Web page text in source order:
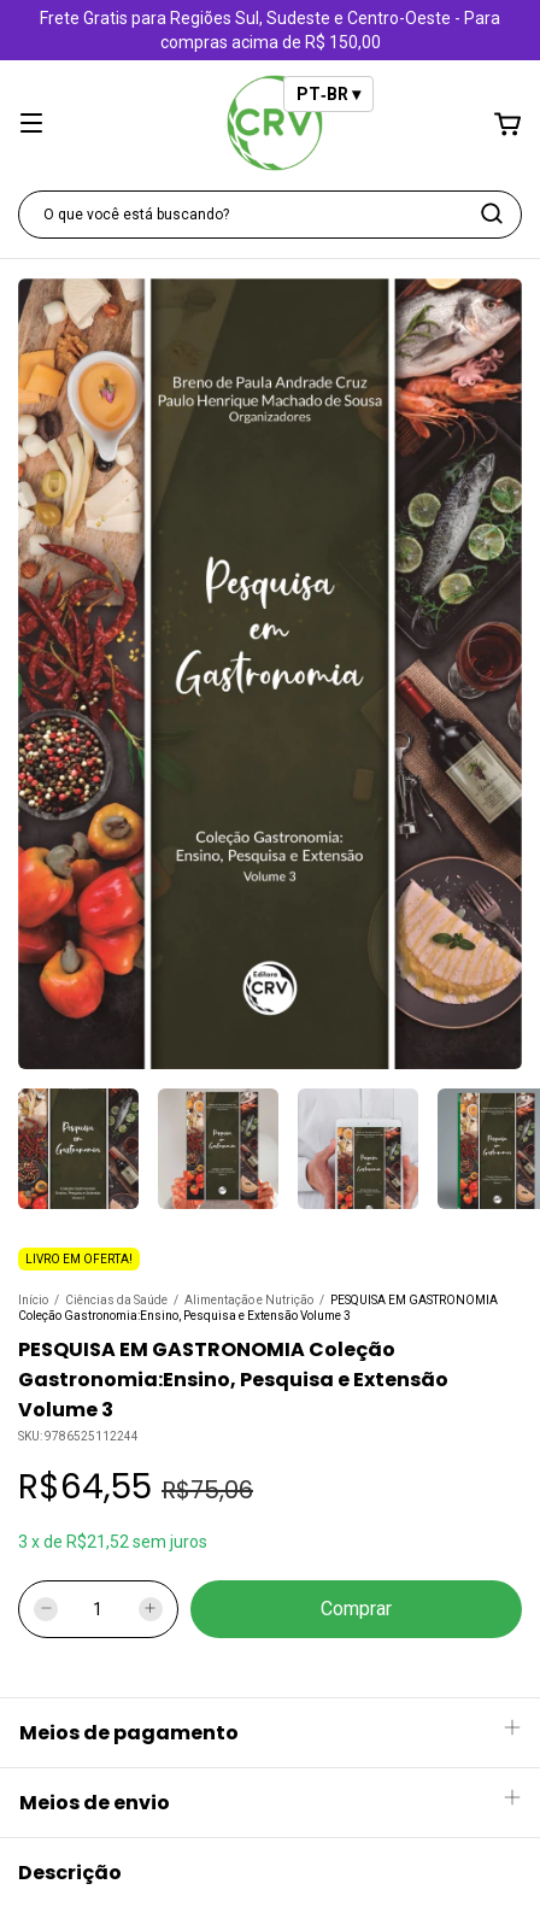
Frete Gratis para Regiões Sul, Sudeste e Centro-Oeste - Para
compras acima de R$ 150,00
PT‑BR ▾
LIVRO EM OFERTA!
Início / Ciências da Saúde / Alimentação e Nutrição /
PESQUISA EM GASTRONOMIA
Coleção Gastronomia:Ensino, Pesquisa e Extensão Volume 3
PESQUISA EM GASTRONOMIA Coleção
Gastronomia:Ensino, Pesquisa e Extensão
Volume 3
SKU:9786525112244
R$64,55 R$75,06
3 xde R$21,52sem juros
Meios de pagamento
Meios de envio
Descrição